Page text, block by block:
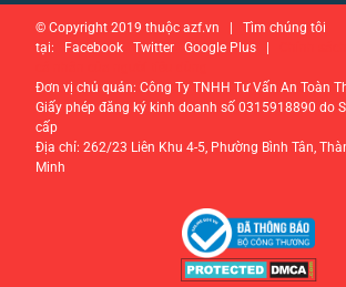
© Copyright 2019 thuộc azf.vn | Tìm chúng tôi
tại: Facebook Twitter Google Plus |
Đơn vị chủ quản: Công Ty TNHH Tư Vấn An Toàn
Giấy phép đăng ký kinh doanh số 0315918890 do
cấp
Địa chỉ: 262/23 Liên Khu 4-5, Phường Bình Tân,
Minh